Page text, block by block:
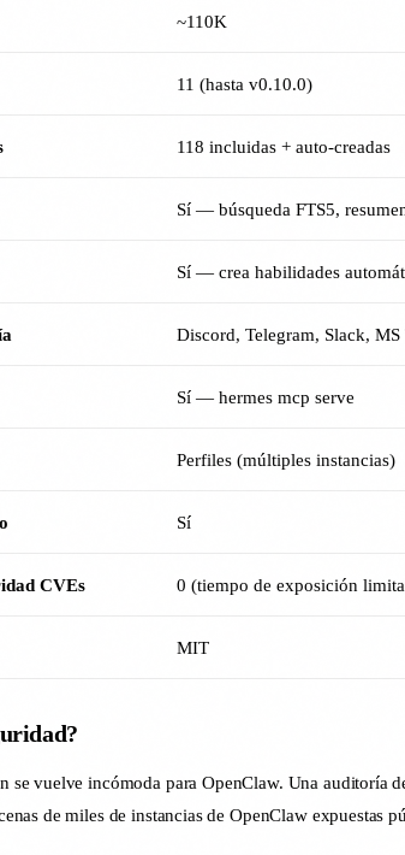
~110K
11 (hasta v0.10.0)
118 incluidas + auto-creadas
Sí — búsqueda FTS5,
Sí — crea habilidades
Discord, Telegram, Slack, MS
Sí — hermes mcp serve
Perfiles (múltiples instancias)
Sí
CVEs 0 (tiempo de exposición
MIT
se vuelve incómoda para OpenClaw. Una
de miles de instancias de OpenClaw